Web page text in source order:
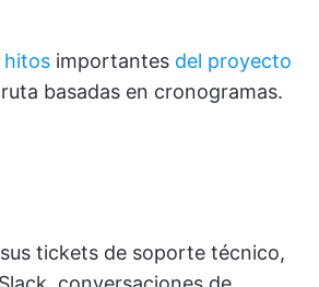
hitos importantes del proyecto
basadas en cronogramas.
tickets de soporte técnico,